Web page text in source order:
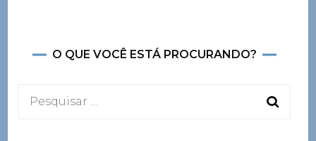
O QUE VOCÊ ESTÁ PROCURANDO?
Pesquisar